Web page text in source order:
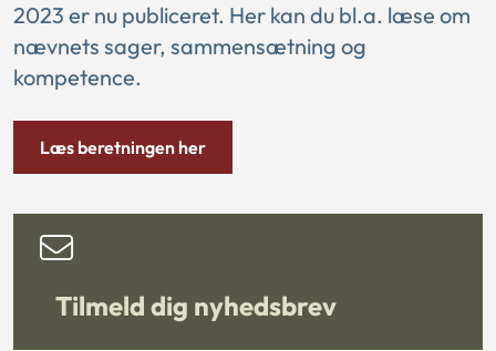
2023 er nu publiceret. Her kan du bl.a. læse om
nævnets sager, sammensætning og
kompetence.
Læs beretningen her
Tilmeld dig nyhedsbrev